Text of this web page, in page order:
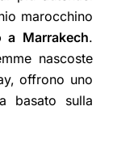
marocchino
a Marrakech.
nascoste
offrono uno
basato sulla